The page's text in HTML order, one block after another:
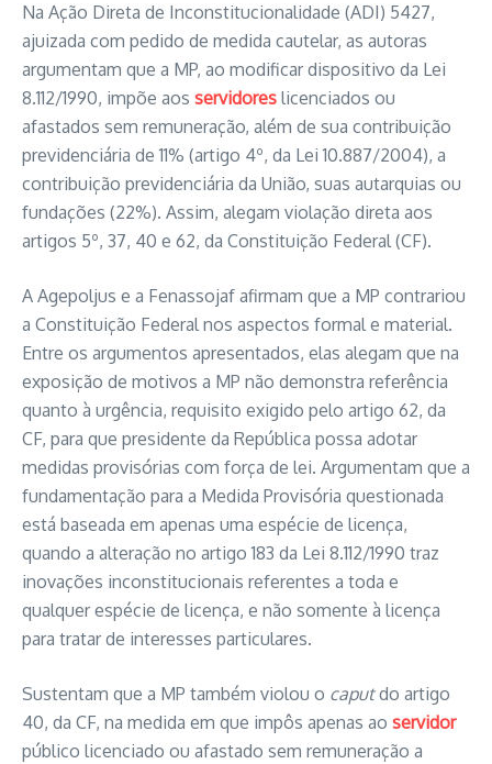
Na Ação Direta de Inconstitucionalidade (ADI) 5427,
ajuizada com pedido de medida cautelar, as autoras
argumentam que a MP, ao modificar dispositivo da Lei
8.112/1990, impõe aos servidores licenciados ou
afastados sem remuneração, além de sua contribuição
previdenciária de 11% (artigo 4º, da Lei 10.887/2004), a
contribuição previdenciária da União, suas autarquias ou
fundações (22%). Assim, alegam violação direta aos
artigos 5º, 37, 40 e 62, da Constituição Federal (CF).
A Agepoljus e a Fenassojaf afirmam que a MP contrariou
a Constituição Federal nos aspectos formal e material.
Entre os argumentos apresentados, elas alegam que na
exposição de motivos a MP não demonstra referência
quanto à urgência, requisito exigido pelo artigo 62, da
CF, para que presidente da República possa adotar
medidas provisórias com força de lei. Argumentam que a
fundamentação para a Medida Provisória questionada
está baseada em apenas uma espécie de licença,
quando a alteração no artigo 183 da Lei 8.112/1990 traz
inovações inconstitucionais referentes a toda e
qualquer espécie de licença, e não somente à licença
para tratar de interesses particulares.
Sustentam que a MP também violou o caputdo artigo
40, da CF, na medida em que impôs apenas ao servidor
público licenciado ou afastado sem remuneração a